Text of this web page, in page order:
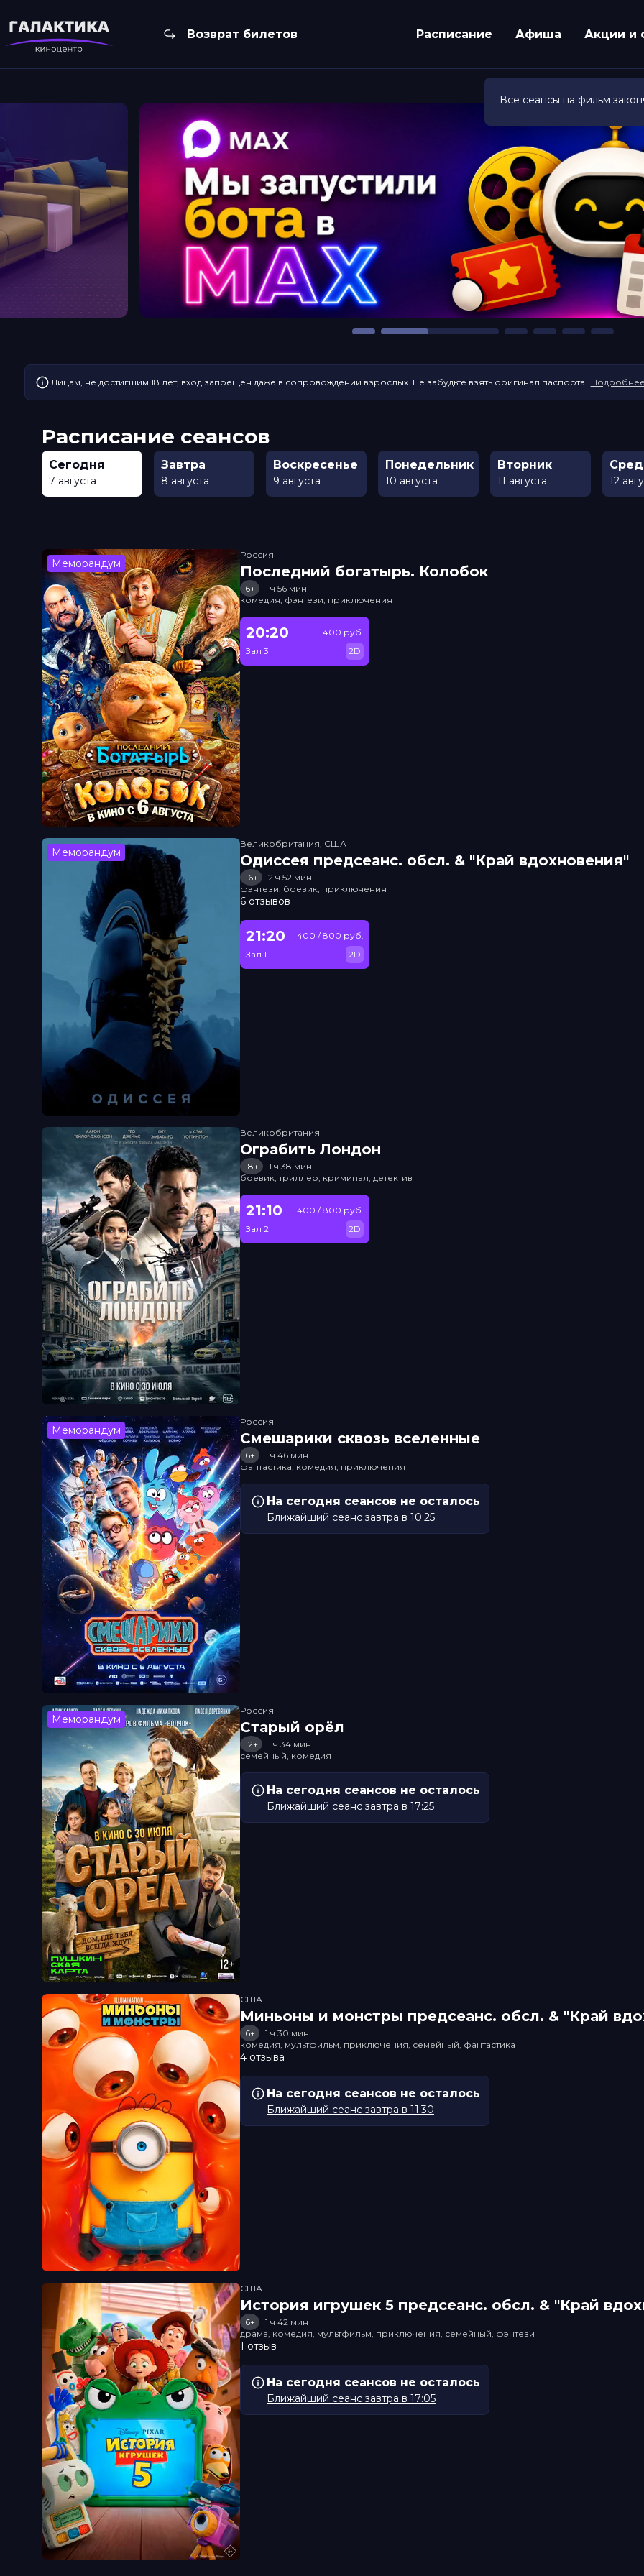
Возврат билетов Расписание Афиша Акции и
Лицам, не достигшим 18 лет, вход запрещен даже в сопровождении взрослых. Не забудьте взять оригинал паспорта. Подробнее
Расписание сеансов
Сегодня
7 августа
Завтра
8 августа
Воскресенье
9 августа
Понедельник
10 августа
Вторник
11 августа 12
Меморандум
Россия
Последний богатырь. Колобок
6+
1 ч 56 мин
комедия, фэнтези, приключения
20:20
Зал 3
400 руб.
2D
Меморандум
Великобритания, США
Одиссея прeдсeанc. обсл. & "Край вдохновения"
16+
2 ч 52 мин
фэнтези, боевик, приключения
6 отзывов
21:20
Зал 1
400 / 800 руб.
2D
Великобритания
Ограбить Лондон
18+
1 ч 38 мин
боевик, триллер, криминал, детектив
21:10
Зал 2
400 / 800 руб.
2D
Меморандум
Россия
Смешарики сквозь вселенные
6+
1 ч 46 мин
фантастика, комедия, приключения
На сегодня сеансов не осталось
Ближайший сеанс завтра в 10:25
Меморандум
Россия
Старый орёл
12+
1 ч 34 мин
семейный, комедия
На сегодня сеансов не осталось
Ближайший сеанс завтра в 17:25
США
Миньоны и монстры прeдсeанc. обсл. & "Край
6+
1 ч 30 мин
комедия, мультфильм, приключения, семейный, фантастика
4 отзыва
На сегодня сеансов не осталось
Ближайший сеанс завтра в 11:30
США
История игрушек 5 прeдсeанc. обсл. & "Край
6+
1 ч 42 мин
драма, комедия, мультфильм, приключения, семейный, фэнтези
1 отзыв
На сегодня сеансов не осталось
Ближайший сеанс завтра в 17:05
Все сеансы на фильм